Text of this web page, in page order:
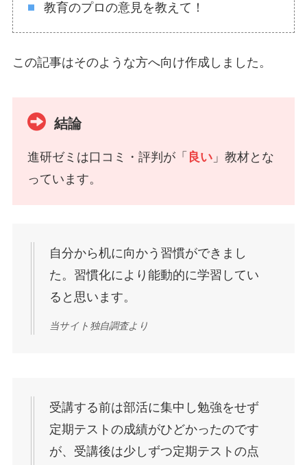
教育のプロの意見を教えて！
この記事はそのような方へ向け作成しました。
結論
進研ゼミは口コミ・評判が「 良い 」教材とな
っています。
自分から机に向かう習慣ができまし
た。習慣化により能動的に学習してい
ると思います。
当サイト独自調査より
受講する前は部活に集中し勉強をせず
定期テストの成績がひどかったのです
が、受講後は少しずつ定期テストの点